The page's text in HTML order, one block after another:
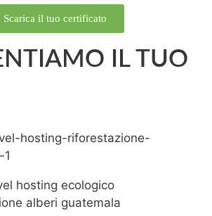
Scarica il tuo certificato
IL TUO